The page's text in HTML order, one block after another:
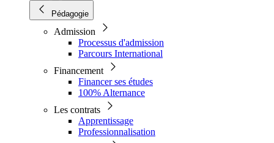
Pédagogie
Admission
Processus d'admission
Parcours International
Financement
Financer ses études
100% Alternance
Les contrats
Apprentissage
Professionnalisation